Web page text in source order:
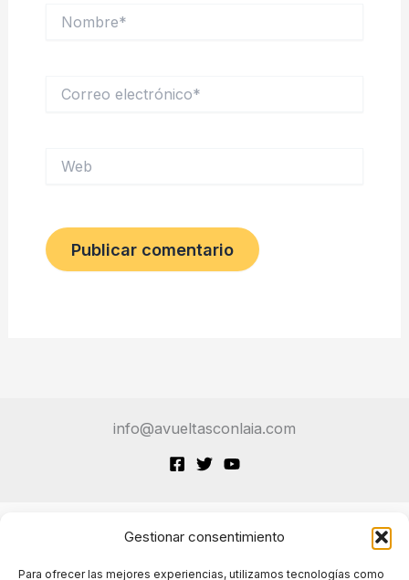
Gestionar consentimiento
Para ofrecer las mejores experiencias, utilizamos tecnologías como
electrónico*
info@avueltasconlaia.com